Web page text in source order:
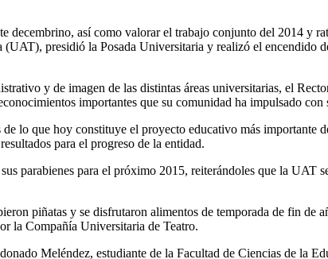
así como valorar el trabajo conjunto del 2014 y
presidió la Posada Universitaria y realizó el encendido
y de imagen de las distintas áreas universitarias, el
importantes que su comunidad ha impulsado con
lo que hoy constituye el proyecto educativo más importante
para el progreso de la entidad.
parabienes para el próximo 2015, reiterándoles que la
piñatas y se disfrutaron alimentos de temporada de fin de
la Compañía Universitaria de Teatro.
Meléndez, estudiante de la Facultad de Ciencias de la